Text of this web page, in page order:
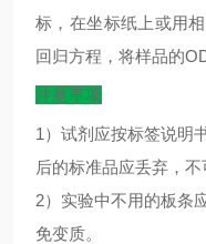
标，在坐标纸上或用
回归方程，将样品的
注意事项
1）试剂应按标签说明
后的标准品应丢弃，不
2）实验中不用的板条
免变质。